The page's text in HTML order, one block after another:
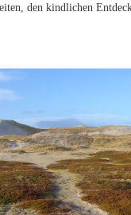
den kindlichen